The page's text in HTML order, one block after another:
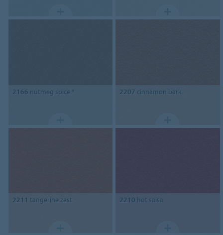
2166 nutmeg spice * 2207 cinnamon bark
2211 tangerine zest 2210 hot salsa